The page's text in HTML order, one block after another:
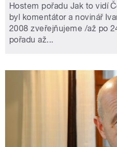
Hostem pořadu Jak to vidí
byl komentátor a novinář
2008 zveřejňujeme /až po
pořadu až...